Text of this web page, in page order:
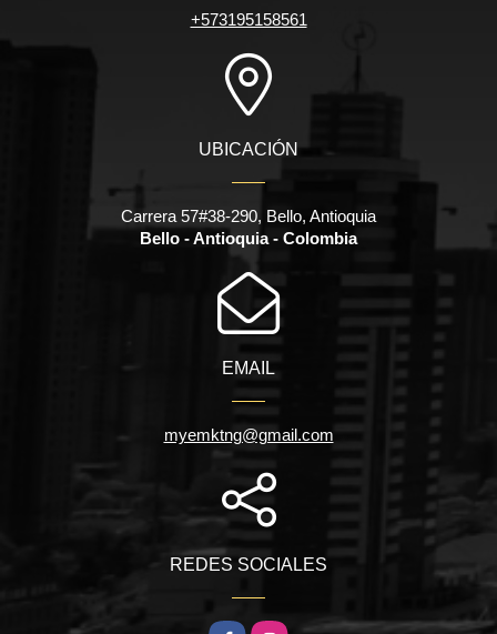
+573195158561
UBICACIÓN
Carrera 57#38-290, Bello, Antioquia
Bello - Antioquia - Colombia
EMAIL
myemktng@gmail.com
REDES SOCIALES